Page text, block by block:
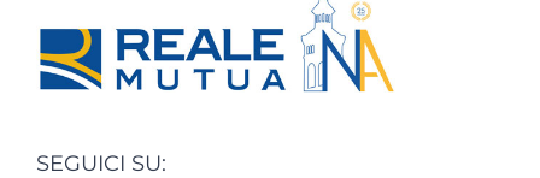
SEGUICI SU: